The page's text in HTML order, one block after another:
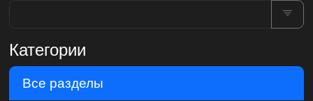
Категории
Все разделы